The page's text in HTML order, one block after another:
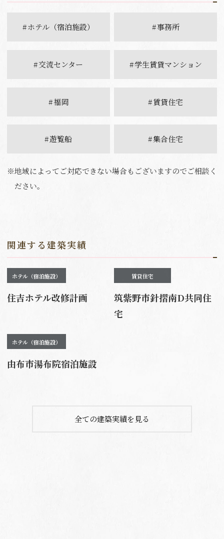
ホテル（宿泊施設） 事務所
交流センター 学生賃貸マンション
福岡 賃貸住宅
遊覧船 集合住宅
※地域によってご対応できない場合もございますのでご相談く
ださい。
関連する建築実績
ホテル（宿泊施設）
住吉ホテル改修計画
賃貸住宅
筑紫野市針摺南D共同住
宅
ホテル（宿泊施設）
由布市湯布院宿泊施設
全ての建築実績を見る